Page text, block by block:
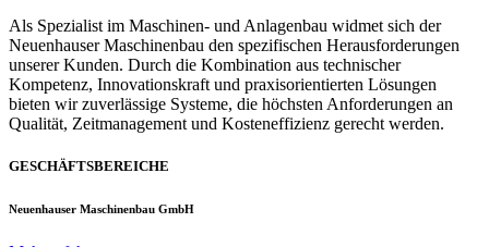
Als Spezialist im Maschinen- und Anlagenbau widmet sich der
Neuenhauser Maschinenbau den spezifischen Herausforderungen
unserer Kunden. Durch die Kombination aus technischer
Kompetenz, Innovationskraft und praxisorientierten Lösungen
bieten wir zuverlässige Systeme, die höchsten Anforderungen an
Qualität, Zeitmanagement und Kosteneffizienz gerecht werden.
GESCHÄFTSBEREICHE
Neuenhauser Maschinenbau GmbH